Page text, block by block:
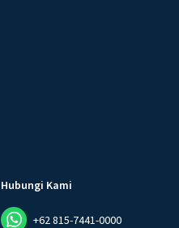
Hubungi Kami
+62 815-7441-0000